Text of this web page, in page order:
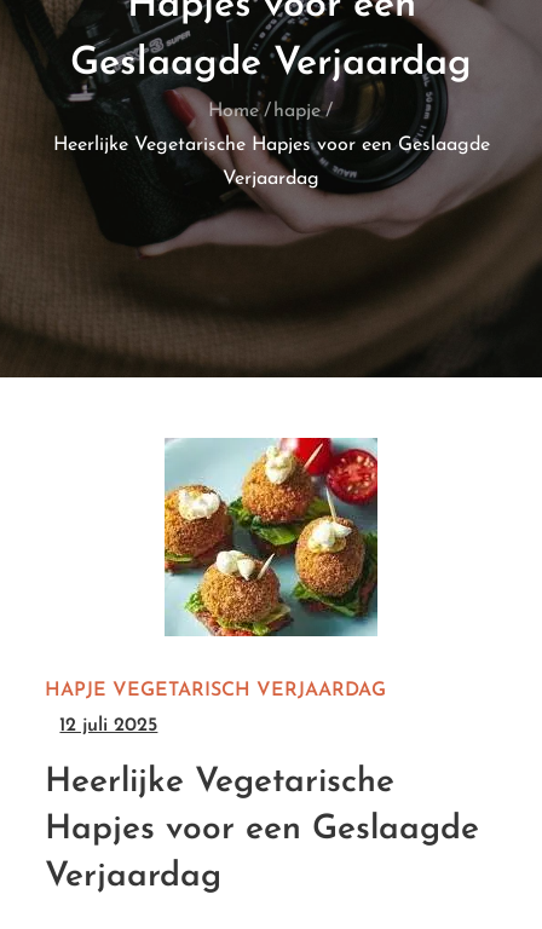
Geslaagde Verjaardag
Home
hapje
Heerlijke Vegetarische Hapjes voor een Geslaagde
Verjaardag
HAPJE VEGETARISCH VERJAARDAG
12 juli 2025
Heerlijke Vegetarische
Hapjes voor een Geslaagde
Verjaardag